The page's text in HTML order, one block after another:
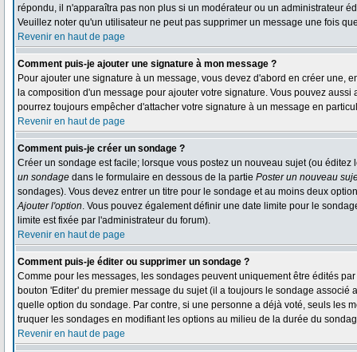
répondu, il n'apparaîtra pas non plus si un modérateur ou un administrateur
Veuillez noter qu'un utilisateur ne peut pas supprimer un message une fois
Revenir en haut de page
Comment puis-je ajouter une signature à mon message ?
Pour ajouter une signature à un message, vous devez d'abord en créer une,
la composition d'un message pour ajouter votre signature. Vous pouvez
pourrez toujours empêcher d'attacher votre signature à un message en
Revenir en haut de page
Comment puis-je créer un sondage ?
Créer un sondage est facile; lorsque vous postez un nouveau sujet (ou
un sondage dans le formulaire en dessous de la partie Poster un nouveau
sondages). Vous devez entrer un titre pour le sondage et au moins deux
Ajouter l'option. Vous pouvez également définir une date limite pour le
limite est fixée par l'administrateur du forum).
Revenir en haut de page
Comment puis-je éditer ou supprimer un sondage ?
Comme pour les messages, les sondages peuvent uniquement être édités
bouton 'Editer' du premier message du sujet (il a toujours le sondage
quelle option du sondage. Par contre, si une personne a déjà voté, seuls les
truquer les sondages en modifiant les options au milieu de la durée du
Revenir en haut de page